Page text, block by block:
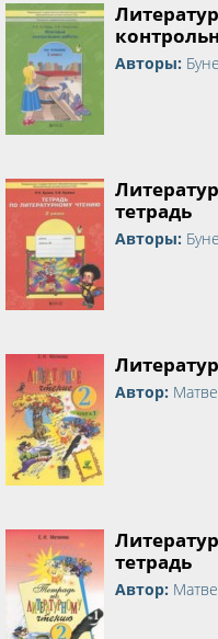
Авторы:
тетрадь
Авторы:
Автор:
тетрадь
Автор: